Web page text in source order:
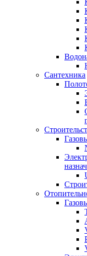
Сантехника